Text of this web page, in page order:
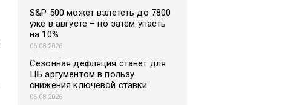
S&P 500 может взлететь до 7800
уже в августе – но затем упасть
на 10%
06.08.2026
Сезонная дефляция станет для
ЦБ аргументом в пользу
снижения ключевой ставки
06.08.2026